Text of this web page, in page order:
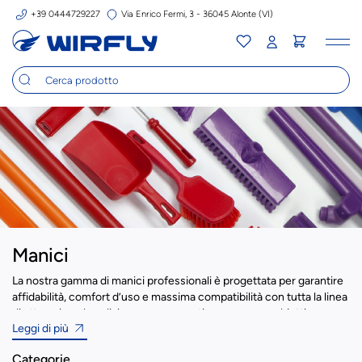
+39 0444729227 Via Enrico Fermi, 3 - 36045 Alonte (VI)
Manici
La nostra gamma di manici professionali è progettata per garantire
affidabilità, comfort d’uso e massima compatibilità con tutta la linea
di attrezzi per la pulizia, come scope, tira acqua e raschietti.
Disponibili in diverse lunghezze e materiali, i nostri manici
Leggi di più